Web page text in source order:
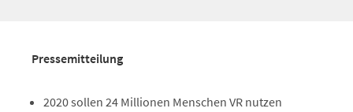
Pressemitteilung
2020 sollen 24 Millionen Menschen VR nutzen